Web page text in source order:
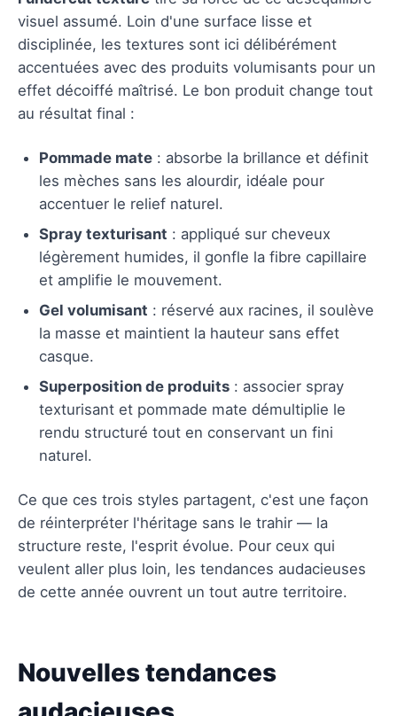
visuel assumé. Loin d'une surface lisse et
disciplinée, les textures sont ici délibérément
accentuées avec des produits volumisants pour un
effet décoiffé maîtrisé. Le bon produit change tout
au résultat final :
Pommade mate : absorbe la brillance et définit
les mèches sans les alourdir, idéale pour
accentuer le relief naturel.
Spray texturisant : appliqué sur cheveux
légèrement humides, il gonfle la fibre capillaire
et amplifie le mouvement.
Gel volumisant : réservé aux racines, il soulève
la masse et maintient la hauteur sans effet
casque.
Superposition de produits : associer spray
texturisant et pommade mate démultiplie le
rendu structuré tout en conservant un fini
naturel.
Ce que ces trois styles partagent, c'est une façon
de réinterpréter l'héritage sans le trahir — la
structure reste, l'esprit évolue. Pour ceux qui
veulent aller plus loin, les tendances audacieuses
de cette année ouvrent un tout autre territoire.
Nouvelles tendances